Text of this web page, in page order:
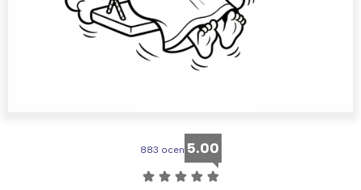
883 ocen 5.00
☆ ☆ ☆ ☆ ☆